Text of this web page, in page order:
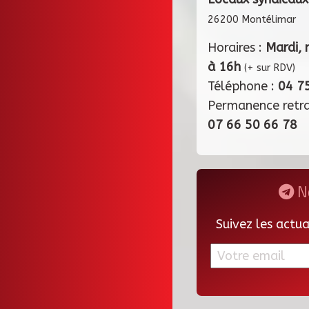
26200 Montélimar
Horaires : Mardi,
à 16h (+ sur RDV)
Téléphone : 04
Permanence
07 66 50 66 78
Suivez les